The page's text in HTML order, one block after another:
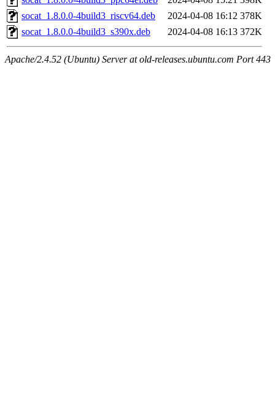
socat_1.8.0.0-4build3_riscv64.deb
2024-04-08 16:12 378K
socat_1.8.0.0-4build3_s390x.deb
2024-04-08 16:13 372K
Apache/2.4.52 (Ubuntu) Server at old-releases.ubuntu.com Port 443